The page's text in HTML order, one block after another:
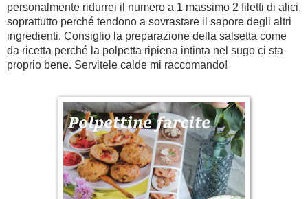
personalmente ridurrei il numero a 1 massimo 2 filetti di alici,
soprattutto perché tendono a sovrastare il sapore degli altri
ingredienti. Consiglio la preparazione della salsetta come
da ricetta perché la polpetta ripiena intinta nel sugo ci sta
proprio bene. Servitele calde mi raccomando!